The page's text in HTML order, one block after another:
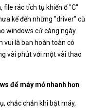
file rác tích tụ khiến ổ "C"
kể đến những "driver" cũ
windows cứ càng ngày
vui là bạn hoàn toàn có
vài phút với một vài thao
để máy mở nhanh hơn
chắc chắn khi bật máy,